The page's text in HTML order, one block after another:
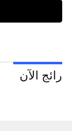
رائج الآن